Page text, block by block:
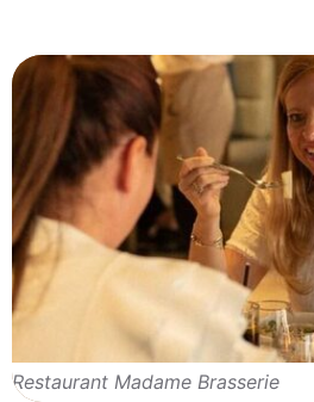
Restaurant Madame Brasserie